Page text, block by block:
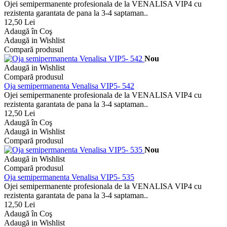
Ojei semipermanente profesionala de la VENALISA VIP4 cu
rezistenta garantata de pana la 3-4 saptaman..
12,50 Lei
Adaugă în Coş
Adaugă in Wishlist
Compară produsul
Nou
Adaugă in Wishlist
Compară produsul
Oja semipermanenta Venalisa VIP5- 542
Ojei semipermanente profesionala de la VENALISA VIP4 cu
rezistenta garantata de pana la 3-4 saptaman..
12,50 Lei
Adaugă în Coş
Adaugă in Wishlist
Compară produsul
Nou
Adaugă in Wishlist
Compară produsul
Oja semipermanenta Venalisa VIP5- 535
Ojei semipermanente profesionala de la VENALISA VIP4 cu
rezistenta garantata de pana la 3-4 saptaman..
12,50 Lei
Adaugă în Coş
Adaugă in Wishlist